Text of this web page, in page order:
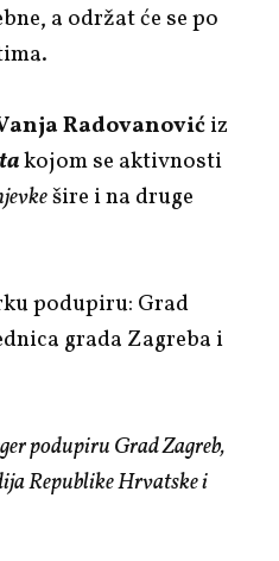
a održat će se po
Radovanovićiz
kojom se aktivnosti
šire i na druge
podupiru: Grad
grada Zagreba i
podupiru Grad Zagreb,
Republike Hrvatske i